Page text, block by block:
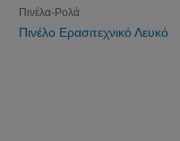
Πινέλα-Ρολά
Πινέλο Ερασιτεχνικό Λευκό